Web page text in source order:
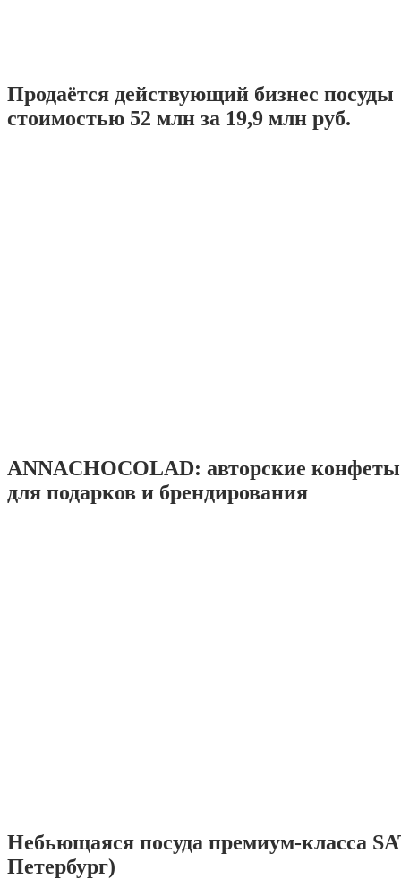
Продаётся действующий бизнес посуды
стоимостью 52 млн за 19,9 млн руб.
ANNACHOCOLAD: авторские
для подарков и брендирования
Небьющаяся посуда премиум-класса
Петербург)